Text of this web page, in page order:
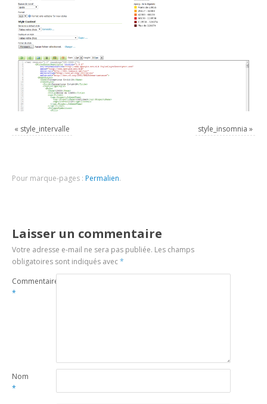
« style_intervalle style_insomnia »
Pour marque-pages : Permalien.
Laisser un commentaire
Votre adresse e-mail ne sera pas publiée. Les champs
obligatoires sont indiqués avec*
Commentaire
*
Nom
*